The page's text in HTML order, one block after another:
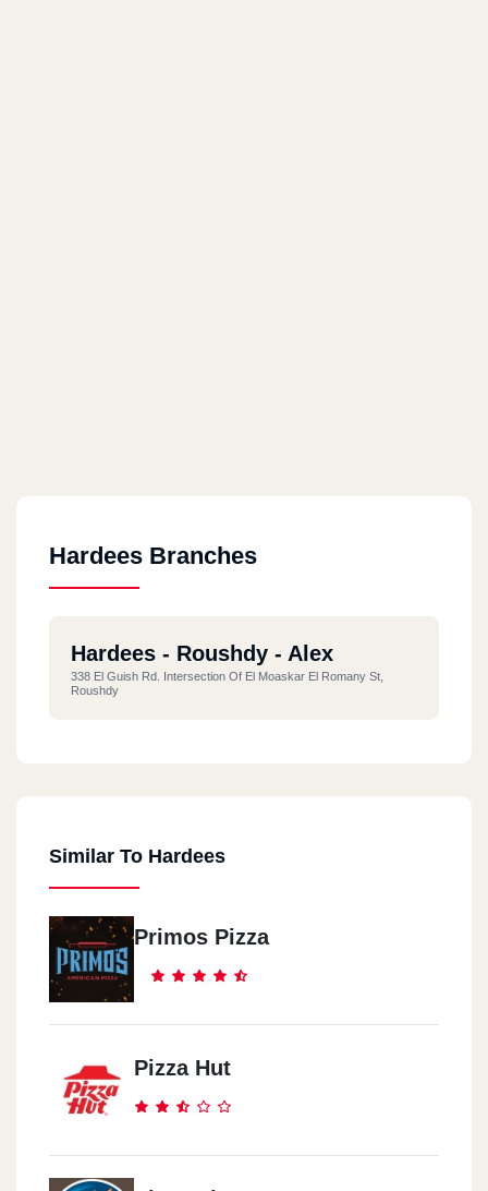
Hardees Branches
Hardees - Roushdy - Alex
338 El Guish Rd. Intersection Of El Moaskar El Romany St,
Roushdy
Similar To Hardees
Primos Pizza
Pizza Hut